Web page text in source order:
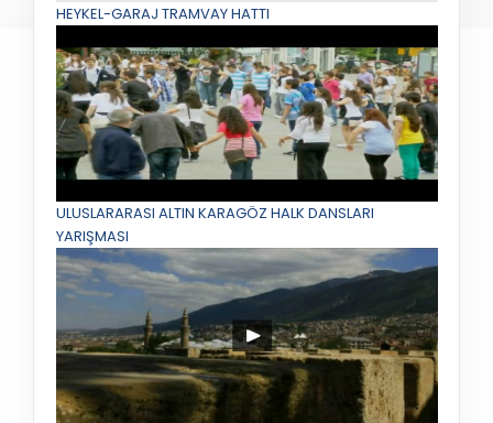
HEYKEL-GARAJ TRAMVAY HATTI
ULUSLARARASI ALTIN KARAGÖZ HALK DANSLARI
YARIŞMASI